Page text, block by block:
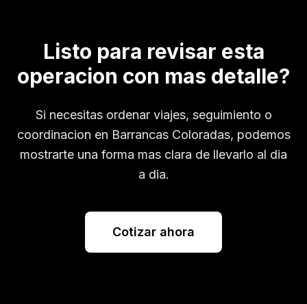
Listo para revisar esta
operacion con mas detalle?
Si necesitas ordenar viajes, seguimiento o
coordinacion en Barrancas Coloradas, podemos
mostrarte una forma mas clara de llevarlo al dia
a dia.
Cotizar ahora